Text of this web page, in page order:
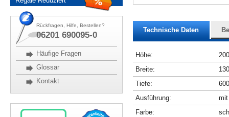
Rückfragen, Hilfe, Bestellen?
06201 690095-0
Häufige Fragen
Glossar
Kontakt
Technische Daten
Höhe:
Breite:
Tiefe:
Ausführung:
Farbe: